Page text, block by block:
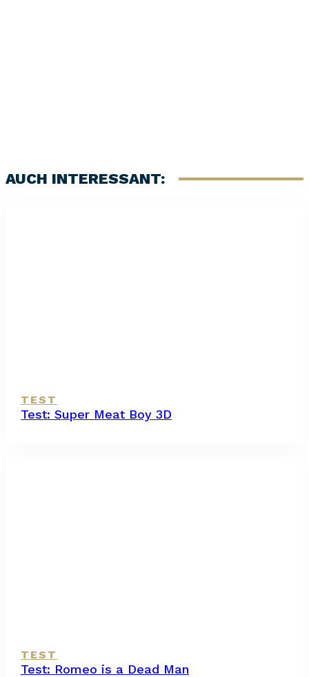
AUCH INTERESSANT:
TEST
Test: Super Meat Boy 3D
TEST
Test: Romeo is a Dead Man